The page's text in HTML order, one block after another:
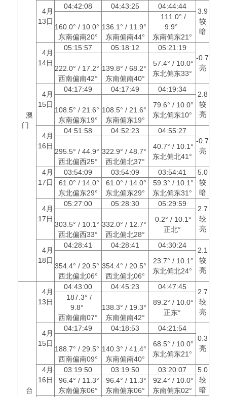
澳
门
4月
13日
04:42:08 04:43:25 04:44:44
3.9
较
暗
160.0° / 10.0°
东南偏南20°
136.1° / 11.9°
东南偏南44°
111.0° /
9.9°
东南偏东21°
4月
14日
05:15:57 05:18:12
05:21:19
-0.7
亮
222.0° / 17.2°
西南偏南42°
139.8° / 68.2°
东南偏南40°
57.4° / 10.0°
东北偏东33°
4月
15日
04:17:49 04:17:49 04:19:34
2.8
较
亮
108.5° / 21.6°
东南偏东19°
108.5° / 21.6°
东南偏东19°
79.6° / 10.0°
东北偏东10°
4月
16日
04:51:58 04:52:23
04:55:27
-0.7
亮
295.5° / 44.9°
西北偏西25°
322.9° / 48.7°
西北偏北37°
40.7° / 10.1°
东北偏北41°
4月
17日
03:54:09 03:54:09 03:54:41
5.0
较
暗
61.0° / 14.0°
东北偏东29°
61.0° / 14.0°
东北偏东29°
59.3° / 10.1°
东北偏东31°
4月
17日
05:27:00 05:28:30 05:29:59
2.7
较
亮
303.5° / 10.1°
西北偏西33°
332.0° / 12.7°
西北偏北28°
0.2° / 10.1°
正北°
4月
18日
04:28:41 04:28:41 04:30:24
2.1
较
亮
354.4° / 20.5°
西北偏北06°
354.4° / 20.5°
西北偏北06°
23.7° / 10.1°
东北偏北24°
台
4月
13日
04:43:00 04:45:23 04:47:45
2.7
较
亮
187.3° /
9.8°
西南偏南07°
138.3° / 19.3°
东南偏南42°
89.2° / 10.0°
正东°
4月
15日
04:17:49 04:18:53
04:21:54
0.3
亮
188.7° / 29.5°
西南偏南09°
140.3° / 41.4°
东南偏南40°
68.5° / 10.0°
东北偏东21°
4月
16日
03:19:50 03:19:50 03:20:07
5.0
较
暗
96.4° / 11.3°
东南偏东06°
96.4° / 11.3°
东南偏东06°
92.4° / 10.0°
东南偏东02°